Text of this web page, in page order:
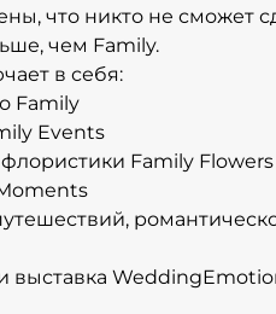
что никто не сможет
чем Family.
в себя:
Family
Events
Family Flowers
выставка